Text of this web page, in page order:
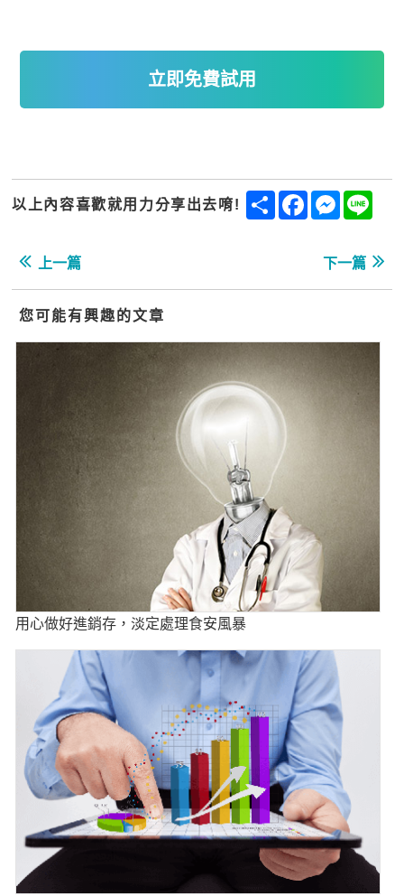
立即免費試用
以上內容喜歡就用力分享出去唷! ShareFacebook
上一篇 下一篇
您可能有興趣的文章
用心做好進銷存，淡定處理食安風暴